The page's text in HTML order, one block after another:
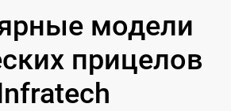
модели
прицелов